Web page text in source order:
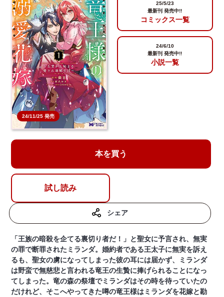
24/11/25 発売
25/5/23
最新刊 発売中!!
コミックス一覧
24/6/10
最新刊 発売中!!
小説一覧
本を買う
試し読み
シェア
「王族の暗殺を企てる裏切り者だ！」と聖女に予言され、無実
の罪で断罪されたミランダ。婚約者である王太子に無実を訴え
るも、聖女の虜になってしまった彼の耳には届かず、ミランダ
は野蛮で無慈悲と言われる竜王の生贄に捧げられることになっ
てしまった。竜の森の祭壇でミランダはその時を待っていたの
だけれど、そこへやってきた噂の竜王様はミランダを花嫁と勘